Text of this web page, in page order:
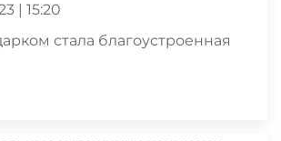
| 15:20
стала благоустроенная